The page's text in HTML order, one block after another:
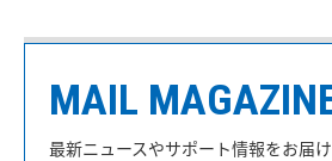
MAIL
最新ニュースやサポート情報をお届